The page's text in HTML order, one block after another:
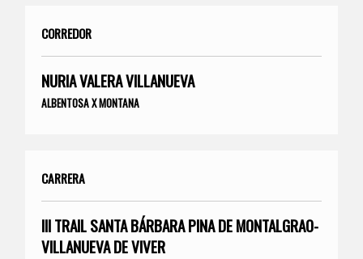
CORREDOR
NURIA VALERA VILLANUEVA
ALBENTOSA X MONTANA
CARRERA
III TRAIL SANTA BÁRBARA PINA DE MONTALGRAO-
VILLANUEVA DE VIVER